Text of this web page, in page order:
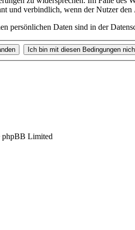
und verbindlich, wenn der Nutzer den
persönlichen Daten sind in der
Limited